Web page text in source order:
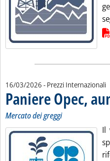
Lista allegati PDF
16/03/2026 - Prezzi Internazionali
Paniere Opec,
Mercato dei greggi
Il